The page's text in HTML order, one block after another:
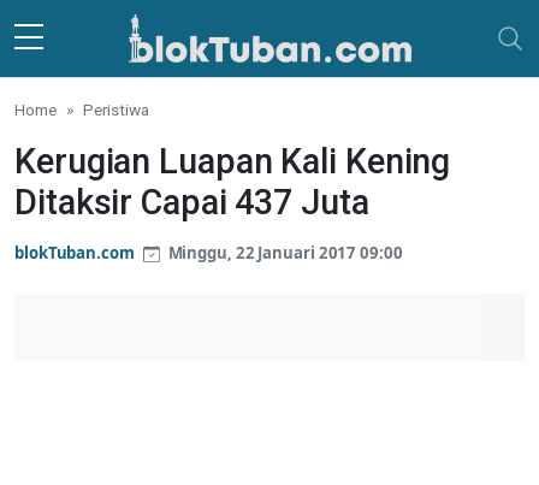
Skip to main content
Home Peristiwa
Kerugian Luapan Kali Kening
Ditaksir Capai 437 Juta
blokTuban.com Minggu, 22 Januari 2017 09:00